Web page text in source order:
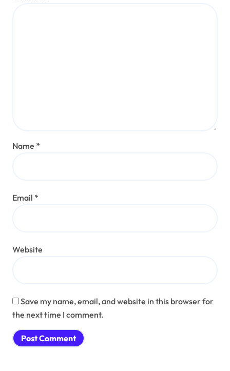
Name *
Email *
Website
Save my name, email, and website in this browser for
the next time I comment.